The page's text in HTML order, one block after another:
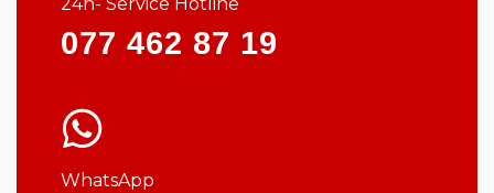
077 462 87 19
WhatsApp